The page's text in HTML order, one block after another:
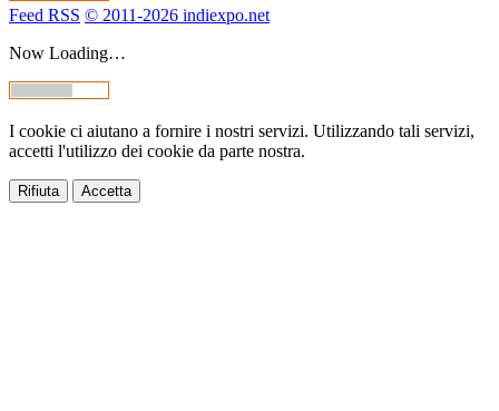
Feed RSS © 2011-2026 indiexpo.net
Now Loading…
I cookie ci aiutano a fornire i nostri servizi. Utilizzando tali servizi,
accetti l'utilizzo dei cookie da parte nostra.
Rifiuta Accetta